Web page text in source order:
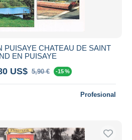
PUISAYE CHATEAU DE SAINT
EN PUISAYE
US$ 5,90 € -15 %
Profesional